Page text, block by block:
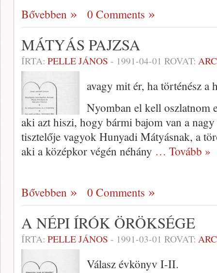
Bővebben 0 Comments
MÁTYÁS PAJZSA
ÍRTA: PELLE JÁNOS - 1991-04-01 ROVAT:
avagy mit ér, ha történész a
Nyomban el kell oszlatnom
aki azt hiszi, hogy bármi bajom van a
tisztelője vagyok Hunyadi Mátyásnak, a
aki a középkor végén néhány … Tovább »
Bővebben 0 Comments
A NÉPI ÍRÓK ÖRÖKSÉGE
ÍRTA: PELLE JÁNOS - 1991-03-01 ROVAT:
Válasz évkönyv I-II.